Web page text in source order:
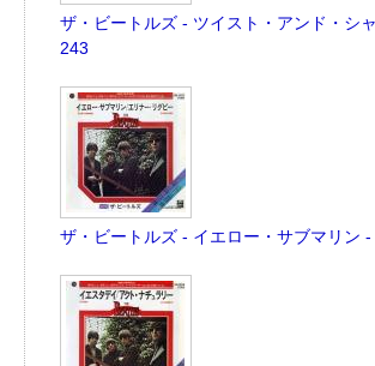
ザ・ビートルズ - ツイスト・アンド・シ
243
ザ・ビートルズ - イエロー・サブマリン